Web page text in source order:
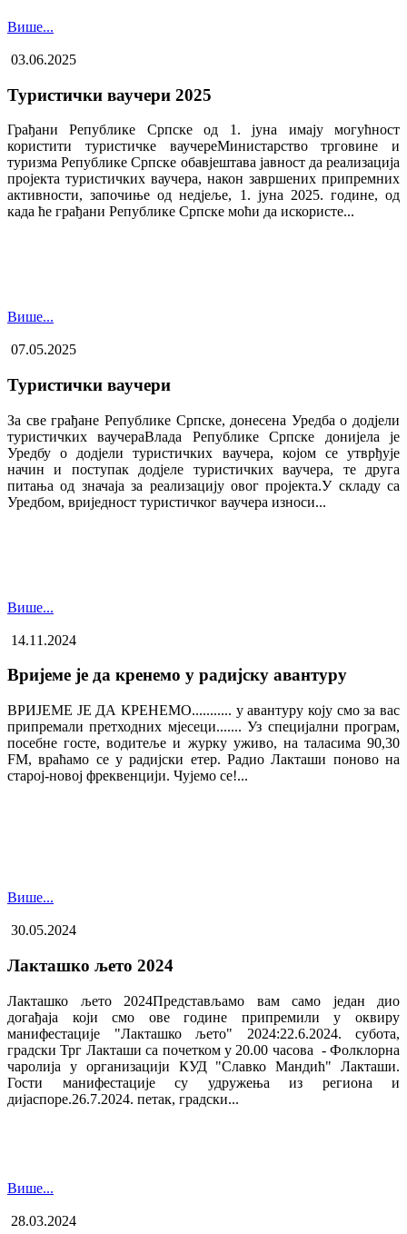
Више...
03.06.2025
Туристички ваучери 2025
Грађани Републике Српске од 1. јуна имају могућност
користити туристичке ваучере​Министарство трговине и
туризма Републике Српске обавјештава јавност да реализација
пројекта туристичких ваучера, након завршених припремних
активности, започиње од недјеље, 1. јуна 2025. године, од
када ће грађани Републике Српске моћи да искористе...
Више...
07.05.2025
Туристички ваучери
За све грађане Републике Српске, донесена Уредба о додјели
туристичких ваучера​Влада Републике Српске донијела је
Уредбу о додјели туристичких ваучера, којом се утврђује
начин и поступак додјеле туристичких ваучера, те друга
питања од значаја за реализацију овог пројекта.У складу са
Уредбом, вриједност туристичког ваучера износи...
Више...
14.11.2024
Вријеме је да кренемо у радијску авантуру
ВРИЈЕМЕ ЈЕ ДА КРЕНЕМО........... у авантуру коју смо за вас
припремали претходних мјесеци....... Уз специјални програм,
посебне госте, водитеље и журку уживо, на таласима 90,30
FM, враћамо се у радијски етер. Радио Лакташи поново на
старој-новој фреквенцији. Чујемо се!...
Више...
30.05.2024
Лакташко љето 2024
Лакташко љето 2024Представљамо вам само један дио
догађаја који смо ове године припремили у оквиру
манифестације "Лакташко љето" 2024:22.6.2024. субота,
градски Трг Лакташи са почетком у 20.00 часова - Фолклорна
чаролија у организацији КУД "Славко Мандић" Лакташи.
Гости манифестације су удружења из региона и
дијаспоре.26.7.2024. петак, градски...
Више...
28.03.2024